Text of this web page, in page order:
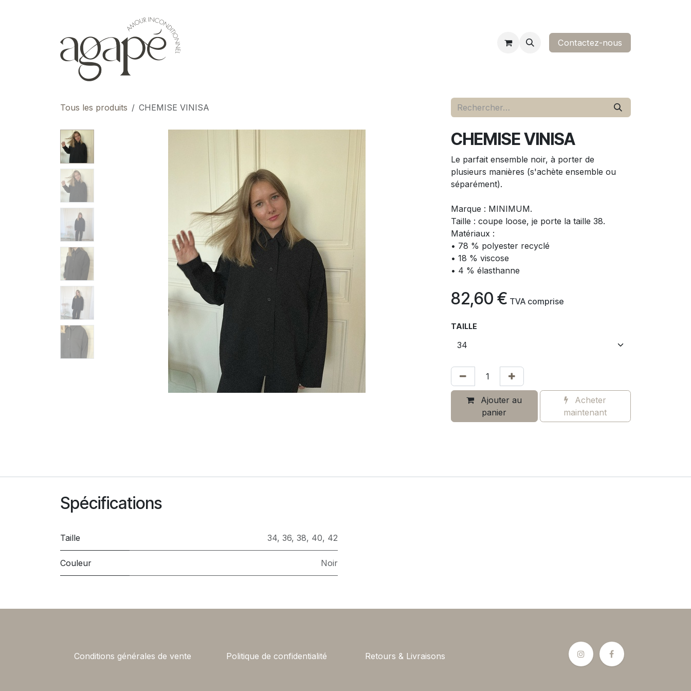
contact Contactez-nous​
Tous les produits CHEMISE VINISA
CHEMISE VINISA
Le parfait ensemble noir, à porter de
plusieurs manières (s'achète ensemble ou
séparément).
Marque : MINIMUM.
Taille : coupe loose, je porte la taille 38.
Matériaux :
• 78 % polyester recyclé
• 18 % viscose
• 4 % élasthanne
82,60 € TVA comprise
TAILLE
Ajouter au
panier
Acheter
maintenant
Spécifications
Taille 34, 36, 38, 40, 42
Couleur Noir
Conditions générales de vente Politique de confidentialité Retours & Livraisons